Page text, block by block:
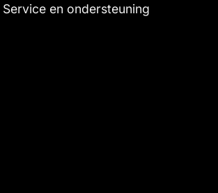
Service en ondersteuning